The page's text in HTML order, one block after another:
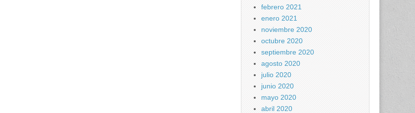
febrero 2021
enero 2021
noviembre 2020
octubre 2020
septiembre 2020
agosto 2020
julio 2020
junio 2020
mayo 2020
abril 2020